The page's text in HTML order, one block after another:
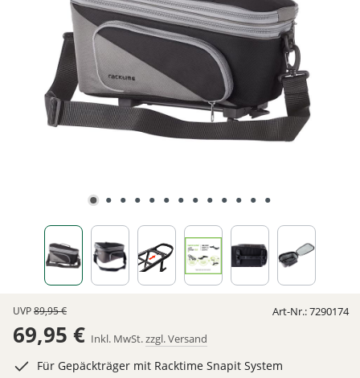
UVP89,95 €
69,95 € Inkl. MwSt.zzgl. Versand
Für Gepäckträger mit Racktime Snapit System
Art-Nr.:7290174